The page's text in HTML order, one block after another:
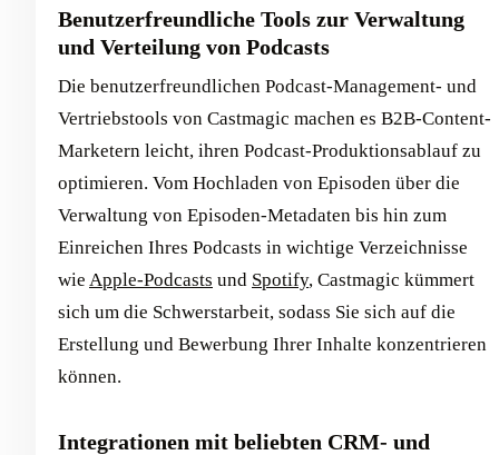
Benutzerfreundliche Tools zur Verwaltung
und Verteilung von Podcasts
Die benutzerfreundlichen Podcast-Management- und
Vertriebstools von Castmagic machen es B2B-Content-
Marketern leicht, ihren Podcast-Produktionsablauf zu
optimieren. Vom Hochladen von Episoden über die
Verwaltung von Episoden-Metadaten bis hin zum
Einreichen Ihres Podcasts in wichtige Verzeichnisse
wie Apple-Podcasts und Spotify, Castmagic kümmert
sich um die Schwerstarbeit, sodass Sie sich auf die
Erstellung und Bewerbung Ihrer Inhalte konzentrieren
können.
Integrationen mit beliebten CRM- und